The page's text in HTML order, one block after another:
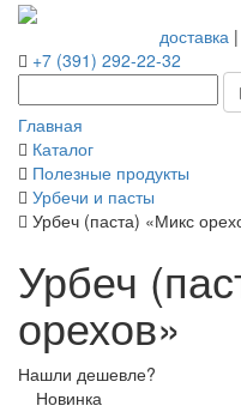
доставка|
+7 (391) 292-22-32
Главная
Каталог
Полезные продукты
Урбечи и пасты
Урбеч (паста) «Микс
Урбеч
орехов»
Нашли дешевле?
Новинка